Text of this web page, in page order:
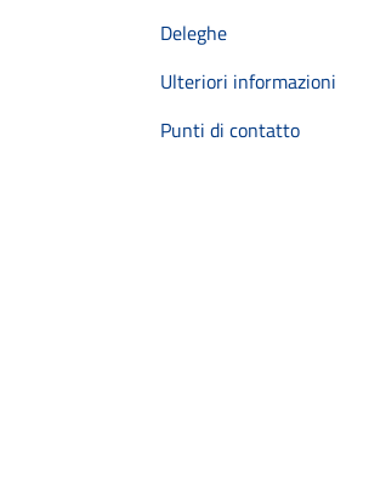
Deleghe
Ulteriori informazioni
Punti di contatto